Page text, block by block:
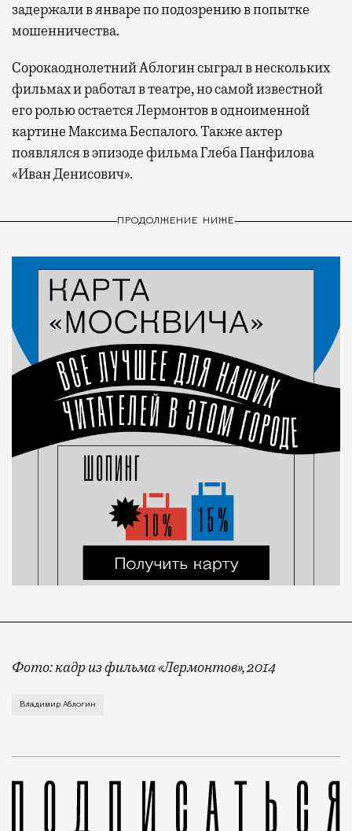
задержали в январе по подозрению в попытке
мошенничества.
Сорокаоднолетний Аблогин сыграл в нескольких
фильмах и работал в театре, но самой известной
его ролью остается Лермонтов в одноименной
картине Максима Беспалого. Также актер
появлялся в эпизоде фильма Глеба Панфилова
«Иван Денисович».
ПРОДОЛЖЕНИЕ НИЖЕ
Фото: кадр из фильма «Лермонтов», 2014
Путь от литературной классики до уголовной
Владимир Аблогин